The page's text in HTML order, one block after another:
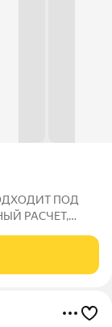
ПОД
РАСЧЕТ,
студии)
откосы,